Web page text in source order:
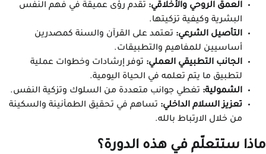
العمق الروحي والأخلاقي: تقدم رؤى عميقة في فهم النفس
البشرية وكيفية تزكيتها.
التأصيل الشرعي: تعتمد على القرآن والسنة كمصدرين
أساسيين للمفاهيم والتطبيقات.
الجانب التطبيقي العملي: توفر إرشادات وخطوات عملية
لتطبيق ما يتم تعلمه في الحياة اليومية.
الشمولية: تغطي جوانب متعددة من السلوك وتزكية النفس.
تعزيز السلام الداخلي: تساهم في تحقيق الطمأنينة والسكينة
من خلال الارتباط بالله.
ماذا ستتعلّم في هذه الدورة؟